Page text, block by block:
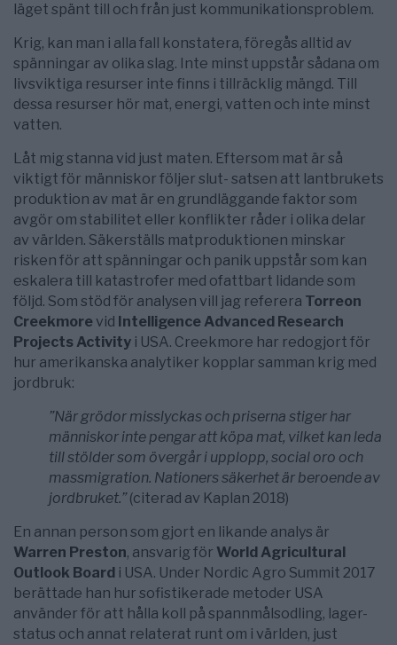
läget spänt till och från just kommunikationsproblem.
Krig, kan man i alla fall konstatera, föregås alltid av
spänningar av olika slag. Inte minst uppstår sådana om
livsviktiga resurser inte finns i tillräcklig mängd. Till
dessa resurser hör mat, energi, vatten och inte minst
vatten.
Låt mig stanna vid just maten. Eftersom mat är så
viktigt för människor följer slut- satsen att lantbrukets
produktion av mat är en grundläggande faktor som
avgör om stabilitet eller konflikter råder i olika delar
av världen. Säkerställs matproduktionen minskar
risken för att spänningar och panik uppstår som kan
eskalera till katastrofer med ofattbart lidande som
följd. Som stöd för analysen vill jag referera Torreon
Creekmore vid Intelligence Advanced Research
Projects Activity i USA. Creekmore har redogjort för
hur amerikanska analytiker kopplar samman krig med
jordbruk:
”När grödor misslyckas och priserna stiger har
människor inte pengar att köpa mat, vilket kan leda
till stölder som övergår i upplopp, social oro och
massmigration. Nationers säkerhet är beroende av
jordbruket.”(citerad av Kaplan 2018)
En annan person som gjort en likande analys är
Warren Preston, ansvarig för World Agricultural
Outlook Board i USA. Under Nordic Agro Summit 2017
berättade han hur sofistikerade metoder USA
använder för att hålla koll på spannmålsodling, lager-
status och annat relaterat runt om i världen, just